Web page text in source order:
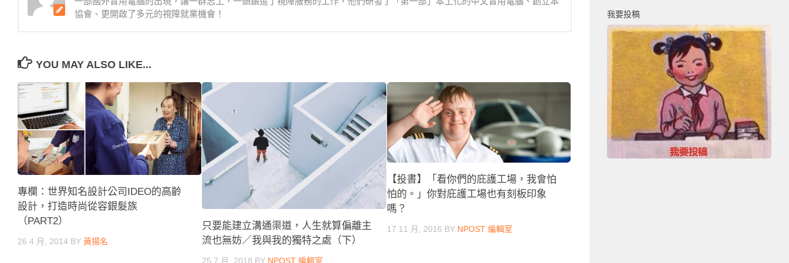
協會、更開啟了多元的視障就業機會！
YOU MAY ALSO LIKE...
專欄：世界知名設計公司IDEO的高齡
設計，打造時尚從容銀髮族
（PART2）
26 4 月, 2014 BY 黃揚名
只要能建立溝通渠道，人生就算偏離主
流也無妨／我與我的獨特之處（下）
25 7 月, 2018 BY NPOST 編輯室
【投書】「看你們的庇護工場，我會怕
怕的。」你對庇護工場也有刻板印象
嗎？
17 11 月, 2016 BY NPOST 編輯室
我要投稿